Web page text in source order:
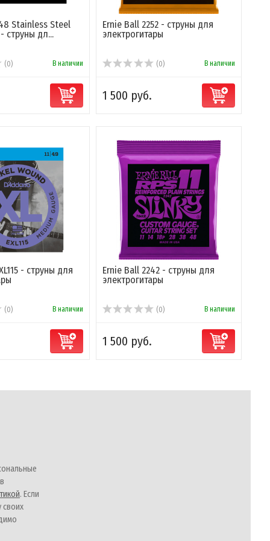
Stainless Steel
струны дл...
(0) В наличии
Ernie Ball 2252 - струны для
электрогитары
(0) В наличии
1 500 руб.
- струны для
(0) В наличии
Ernie Ball 2242 - струны для
электрогитары
(0) В наличии
1 500 руб.
. Если
своих